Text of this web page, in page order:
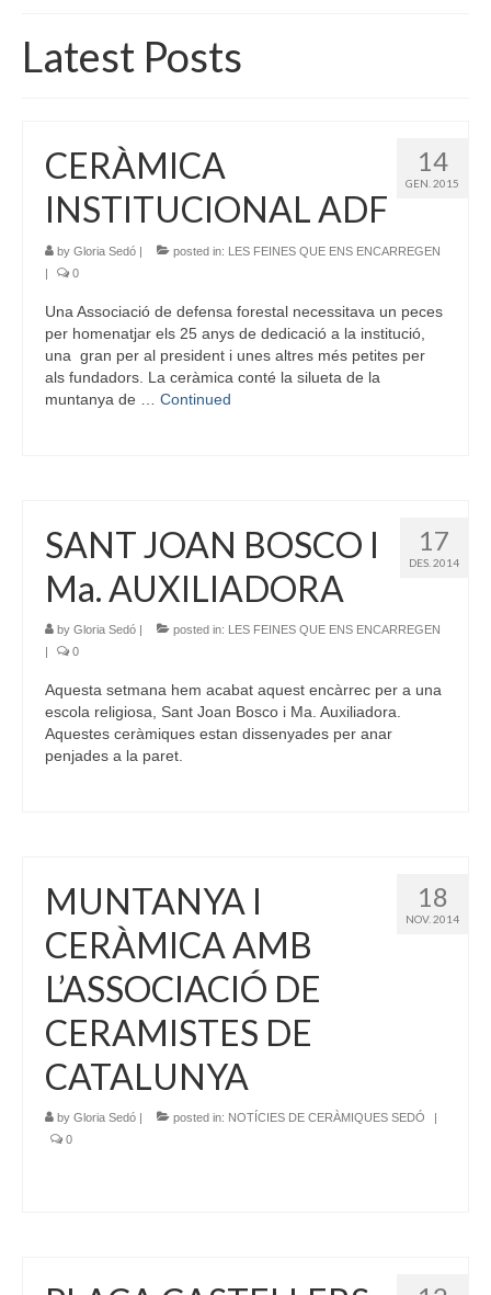
CONTACTE
Latest Posts
14
GEN. 2015
CERÀMICA
INSTITUCIONAL ADF
by Gloria Sedó | posted in: LES FEINES QUE ENS ENCARREGEN
|
0
Una Associació de defensa forestal necessitava un peces
per homenatjar els 25 anys de dedicació a la institució,
una gran per al president i unes altres més petites per
als fundadors. La ceràmica conté la silueta de la
muntanya de … Continued
17
DES. 2014
SANT JOAN BOSCO I
Ma. AUXILIADORA
by Gloria Sedó | posted in: LES FEINES QUE ENS ENCARREGEN
|
0
Aquesta setmana hem acabat aquest encàrrec per a una
escola religiosa, Sant Joan Bosco i Ma. Auxiliadora.
Aquestes ceràmiques estan dissenyades per anar
penjades a la paret.
18
NOV. 2014
MUNTANYA I
CERÀMICA AMB
L’ASSOCIACIÓ DE
CERAMISTES DE
CATALUNYA
by Gloria Sedó posted in: NOTÍCIES DE CERÀMIQUES SEDÓ
0